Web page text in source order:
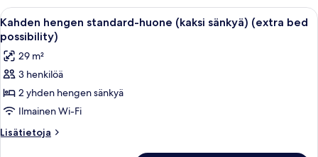
huone
(kaksi
sänkyä)
Avaa
kaikki
huonetyypin
Kahden
hengen
standard-
huone
(kaksi
Hotellihuone, jossa on suuri sänky,
5
Kahden hengen standard-huone (kaksi sänkyä) (extra bed
possibility)
29 m²
3 henkilöä
2 yhden hengen sänkyä
Ilmainen Wi-Fi
Lisätietoja
Lisätietoja